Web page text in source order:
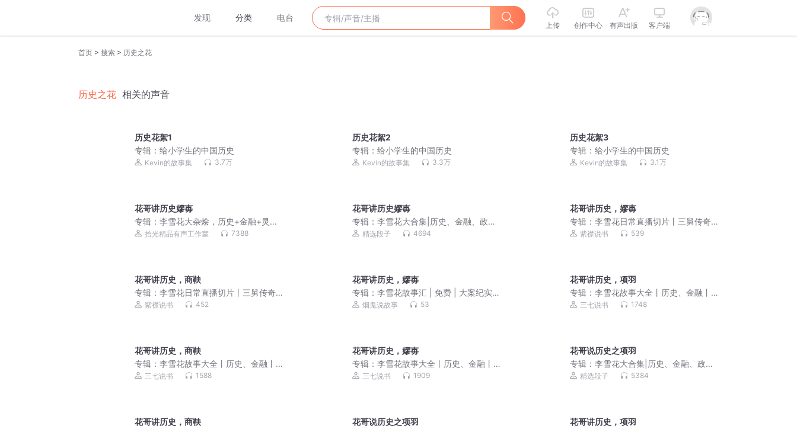
发现 分类 电台
上传 创作中心 有声出版 客户端
首页 > 搜索 > 历史之花
历史之花 相关的声音
历史花絮1
专辑： 给小学生的中国历史
Kevin的故事集 3.7万
历史花絮2
专辑：给小学生的中国历史
Kevin的故事集 3.3万
历史花絮3
专辑：给小学生的中国历史
Kevin的故事集 3.1万
花哥讲历史嫪毐
专辑： 李雪花大杂烩，历史+金融+灵异
等一锅端，探秘真相
拾光精品有声工作室 7388
花哥讲历史嫪毐
专辑：李雪花大合集|历史、金融、政
治、军事、社会现象|热点吐槽|灵异鬼故
精选段子 4694
花哥讲历史，嫪毐
专辑：李雪花日常直播切片丨三舅传奇
丨大姨传奇丨花花学院
紫襟说书 539
花哥讲历史，商鞅
专辑： 李雪花日常直播切片丨三舅传奇
丨大姨传奇丨花花学院
紫襟说书 452
花哥讲历史，嫪毐
专辑：李雪花故事汇 | 免费 | 大案纪实 |
未解之谜
烟鬼说故事 53
花哥讲历史，项羽
专辑：李雪花故事大全丨历史、金融丨
政治、军事丨社会现象
三七说书 1748
花哥讲历史，商鞅
专辑： 李雪花故事大全丨历史、金融丨
政治、军事丨社会现象
三七说书 1588
花哥讲历史，嫪毐
专辑：李雪花故事大全丨历史、金融丨
政治、军事丨社会现象
三七说书 1909
花哥说历史之项羽
专辑：李雪花大合集|历史、金融、政
治、军事、社会现象|热点吐槽|灵异鬼故
精选段子 5384
花哥讲历史，商鞅
花哥说历史之项羽
花哥讲历史，项羽